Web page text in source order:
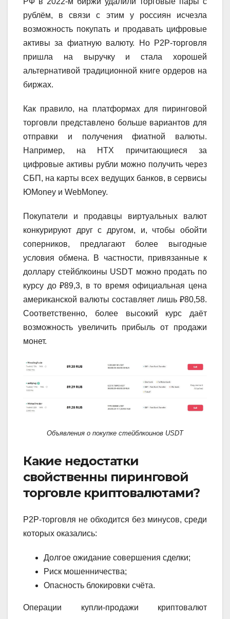
рублём, в связи с этим у россиян исчезла
возможность покупать и продавать цифровые
активы за фиатную валюту. Но P2P-торговля
пришла на выручку и стала хорошей
альтернативой традиционной книге ордеров на
биржах.
Как правило, на платформах для пиринговой
торговли представлено больше вариантов для
отправки и получения фиатной валюты.
Например, на HTX причитающиеся за
цифровые активы рубли можно получить через
СБП, на карты всех ведущих банков, в сервисы
ЮMoney и WebMoney.
Покупатели и продавцы виртуальных валют
конкурируют друг с другом, и, чтобы обойти
соперников, предлагают более выгодные
условия обмена. В частности, привязанные к
доллару стейблкоины USDT можно продать по
курсу до ₽89,3, в то время официальная цена
американской валюты составляет лишь ₽80,58.
Соответственно, более высокий курс даёт
возможность увеличить прибыль от продажи
монет.
Объявления о покупке стейблкоинов USDT
Какие недостатки
свойственны пиринговой
торговле криптовалютами?
P2P-торговля не обходится без минусов, среди
которых оказались:
Долгое ожидание совершения сделки;
Риск мошенничества;
Опасность блокировки счёта.
Операции купли-продажи криптовалют